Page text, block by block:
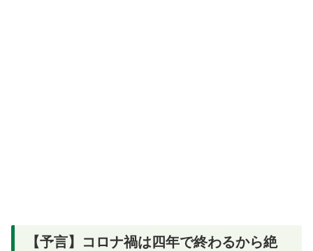
【予言】コロナ禍は四年で終わるから絶